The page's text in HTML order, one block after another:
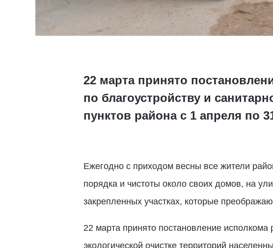
22 марта принято
по благоустройству и
пунктов района с 1 апреля по
Ежегодно с приходом весны все жители
порядка и чистоты около своих домов, на
закрепленных участках, которые
22 марта принято постановление исполкома
экологической очистке территорий